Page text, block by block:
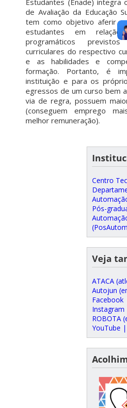
de Avaliação da Educação
tem como objetivo aferir o
estudantes em relação
programáticos
curriculares do respectivo
e as habilidades e
formação. Portanto, é
instituição e para os
egressos de um curso bem
via de regra, possuem
(conseguem emprego
melhor remuneração).
Centro
Pós-
Veja
ATACA
Autojun
Facebook
ROBOTA
YouTube